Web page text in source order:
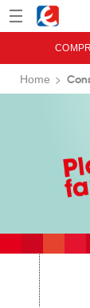
Menú Eroski
Home